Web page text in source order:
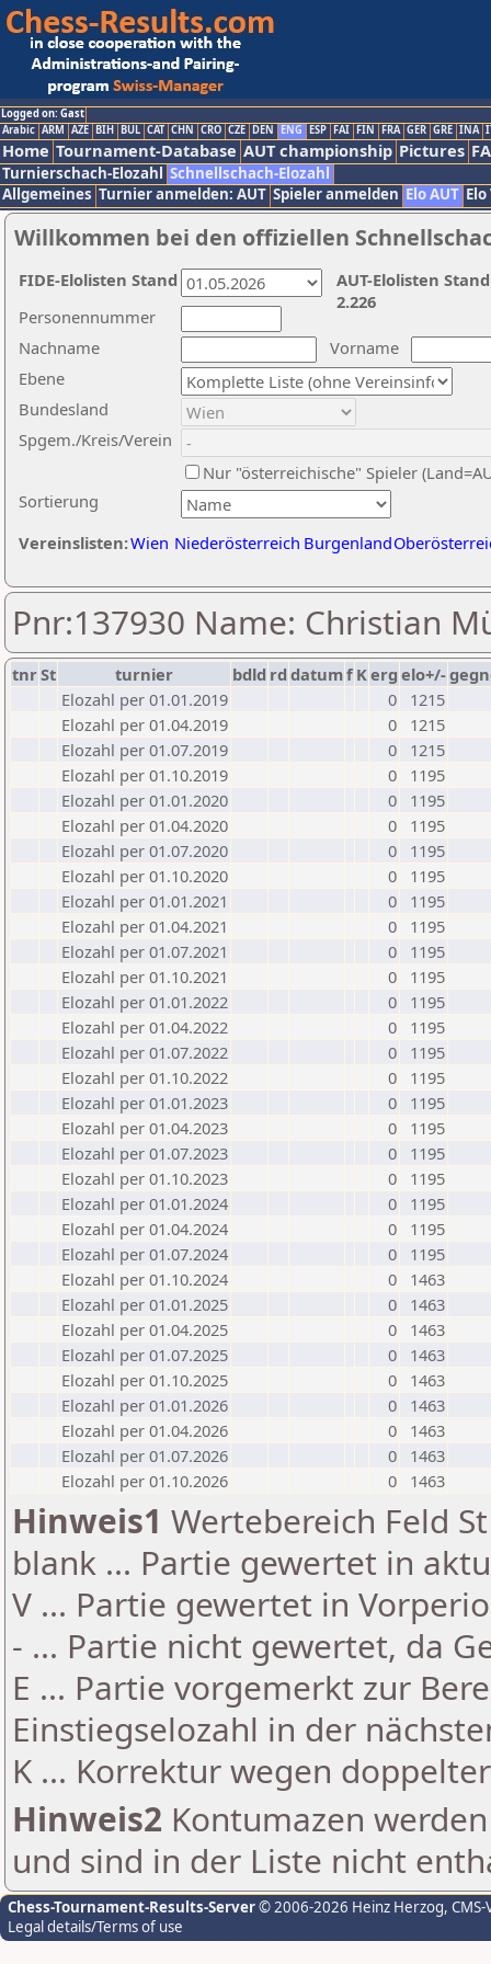
Logged on: Gast
Arabic ARM AZE BIH BUL CAT CHN CRO CZE DEN ENG ESP FAI FIN FRA GER GRE INA
Home Tournament-Database AUT championship Pictures
Turnierschach-Elozahl Schnellschach-Elozahl
Allgemeines Turnier anmelden: AUT Spieler anmelden Elo AUT
Willkommen bei den offiziellen
Nachname
Vorname
Ebene
Sortierung
Personennummer
Bundesland
Spgem./Kreis/Verein
Nur "österreichische" Spieler
Vereinslisten:Wien Niederösterreich Burgenland
AUT-Elolisten
2.226
FIDE-Elolisten Stand
Pnr:137930 Name: Christian
tnrSt turnier bdld rd datumf Kerg elo+/-
Elozahl per 01.01.2019
0
1215
Elozahl per 01.04.2019
0
1215
Elozahl per 01.07.2019
0
1215
Elozahl per 01.10.2019
0
1195
Elozahl per 01.01.2020
0
1195
Elozahl per 01.04.2020
0
1195
Elozahl per 01.07.2020
0
1195
Elozahl per 01.10.2020
0
1195
Elozahl per 01.01.2021
0
1195
Elozahl per 01.04.2021
0
1195
Elozahl per 01.07.2021
0
1195
Elozahl per 01.10.2021
0
1195
Elozahl per 01.01.2022
0
1195
Elozahl per 01.04.2022
0
1195
Elozahl per 01.07.2022
0
1195
Elozahl per 01.10.2022
0
1195
Elozahl per 01.01.2023
0
1195
Elozahl per 01.04.2023
0
1195
Elozahl per 01.07.2023
0
1195
Elozahl per 01.10.2023
0
1195
Elozahl per 01.01.2024
0
1195
Elozahl per 01.04.2024
0
1195
Elozahl per 01.07.2024
0
1195
Elozahl per 01.10.2024
0
1463
Elozahl per 01.01.2025
0
1463
Elozahl per 01.04.2025
0
1463
Elozahl per 01.07.2025
0
1463
Elozahl per 01.10.2025
0
1463
Elozahl per 01.01.2026
0
1463
Elozahl per 01.04.2026
0
1463
Elozahl per 01.07.2026
0
1463
Elozahl per 01.10.2026
0 1463
Hinweis1 Wertebereich Feld
blank ... Partie gewertet in
V ... Partie gewertet in
- ... Partie nicht gewertet, da
E ... Partie vorgemerkt zur
Einstiegselozahl in der
K ... Korrektur wegen
Hinweis2 Kontumazen
und sind in der Liste nicht
Chess-Tournament-Results-Server© 2006-2026 Heinz Herzog,
Legal details/Terms of use